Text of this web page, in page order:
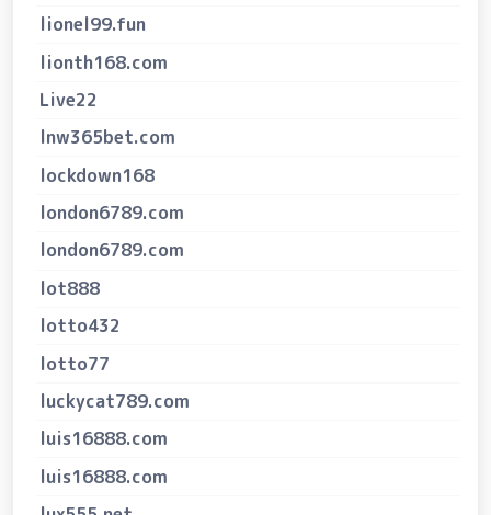
lionel99.fun
lionth168.com
Live22
lnw365bet.com
lockdown168
london6789.com
london6789.com
lot888
lotto432
lotto77
luckycat789.com
luis16888.com
luis16888.com